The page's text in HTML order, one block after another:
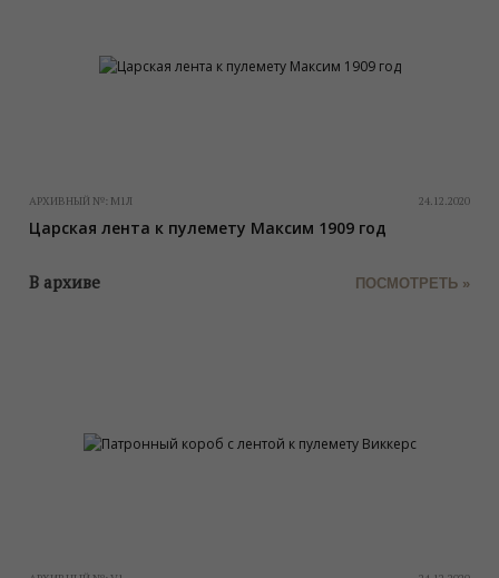
АРХИВНЫЙ №: М1Л 24.12.2020
Царская лента к пулемету Максим 1909 год
В архиве ПОСМОТРЕТЬ »